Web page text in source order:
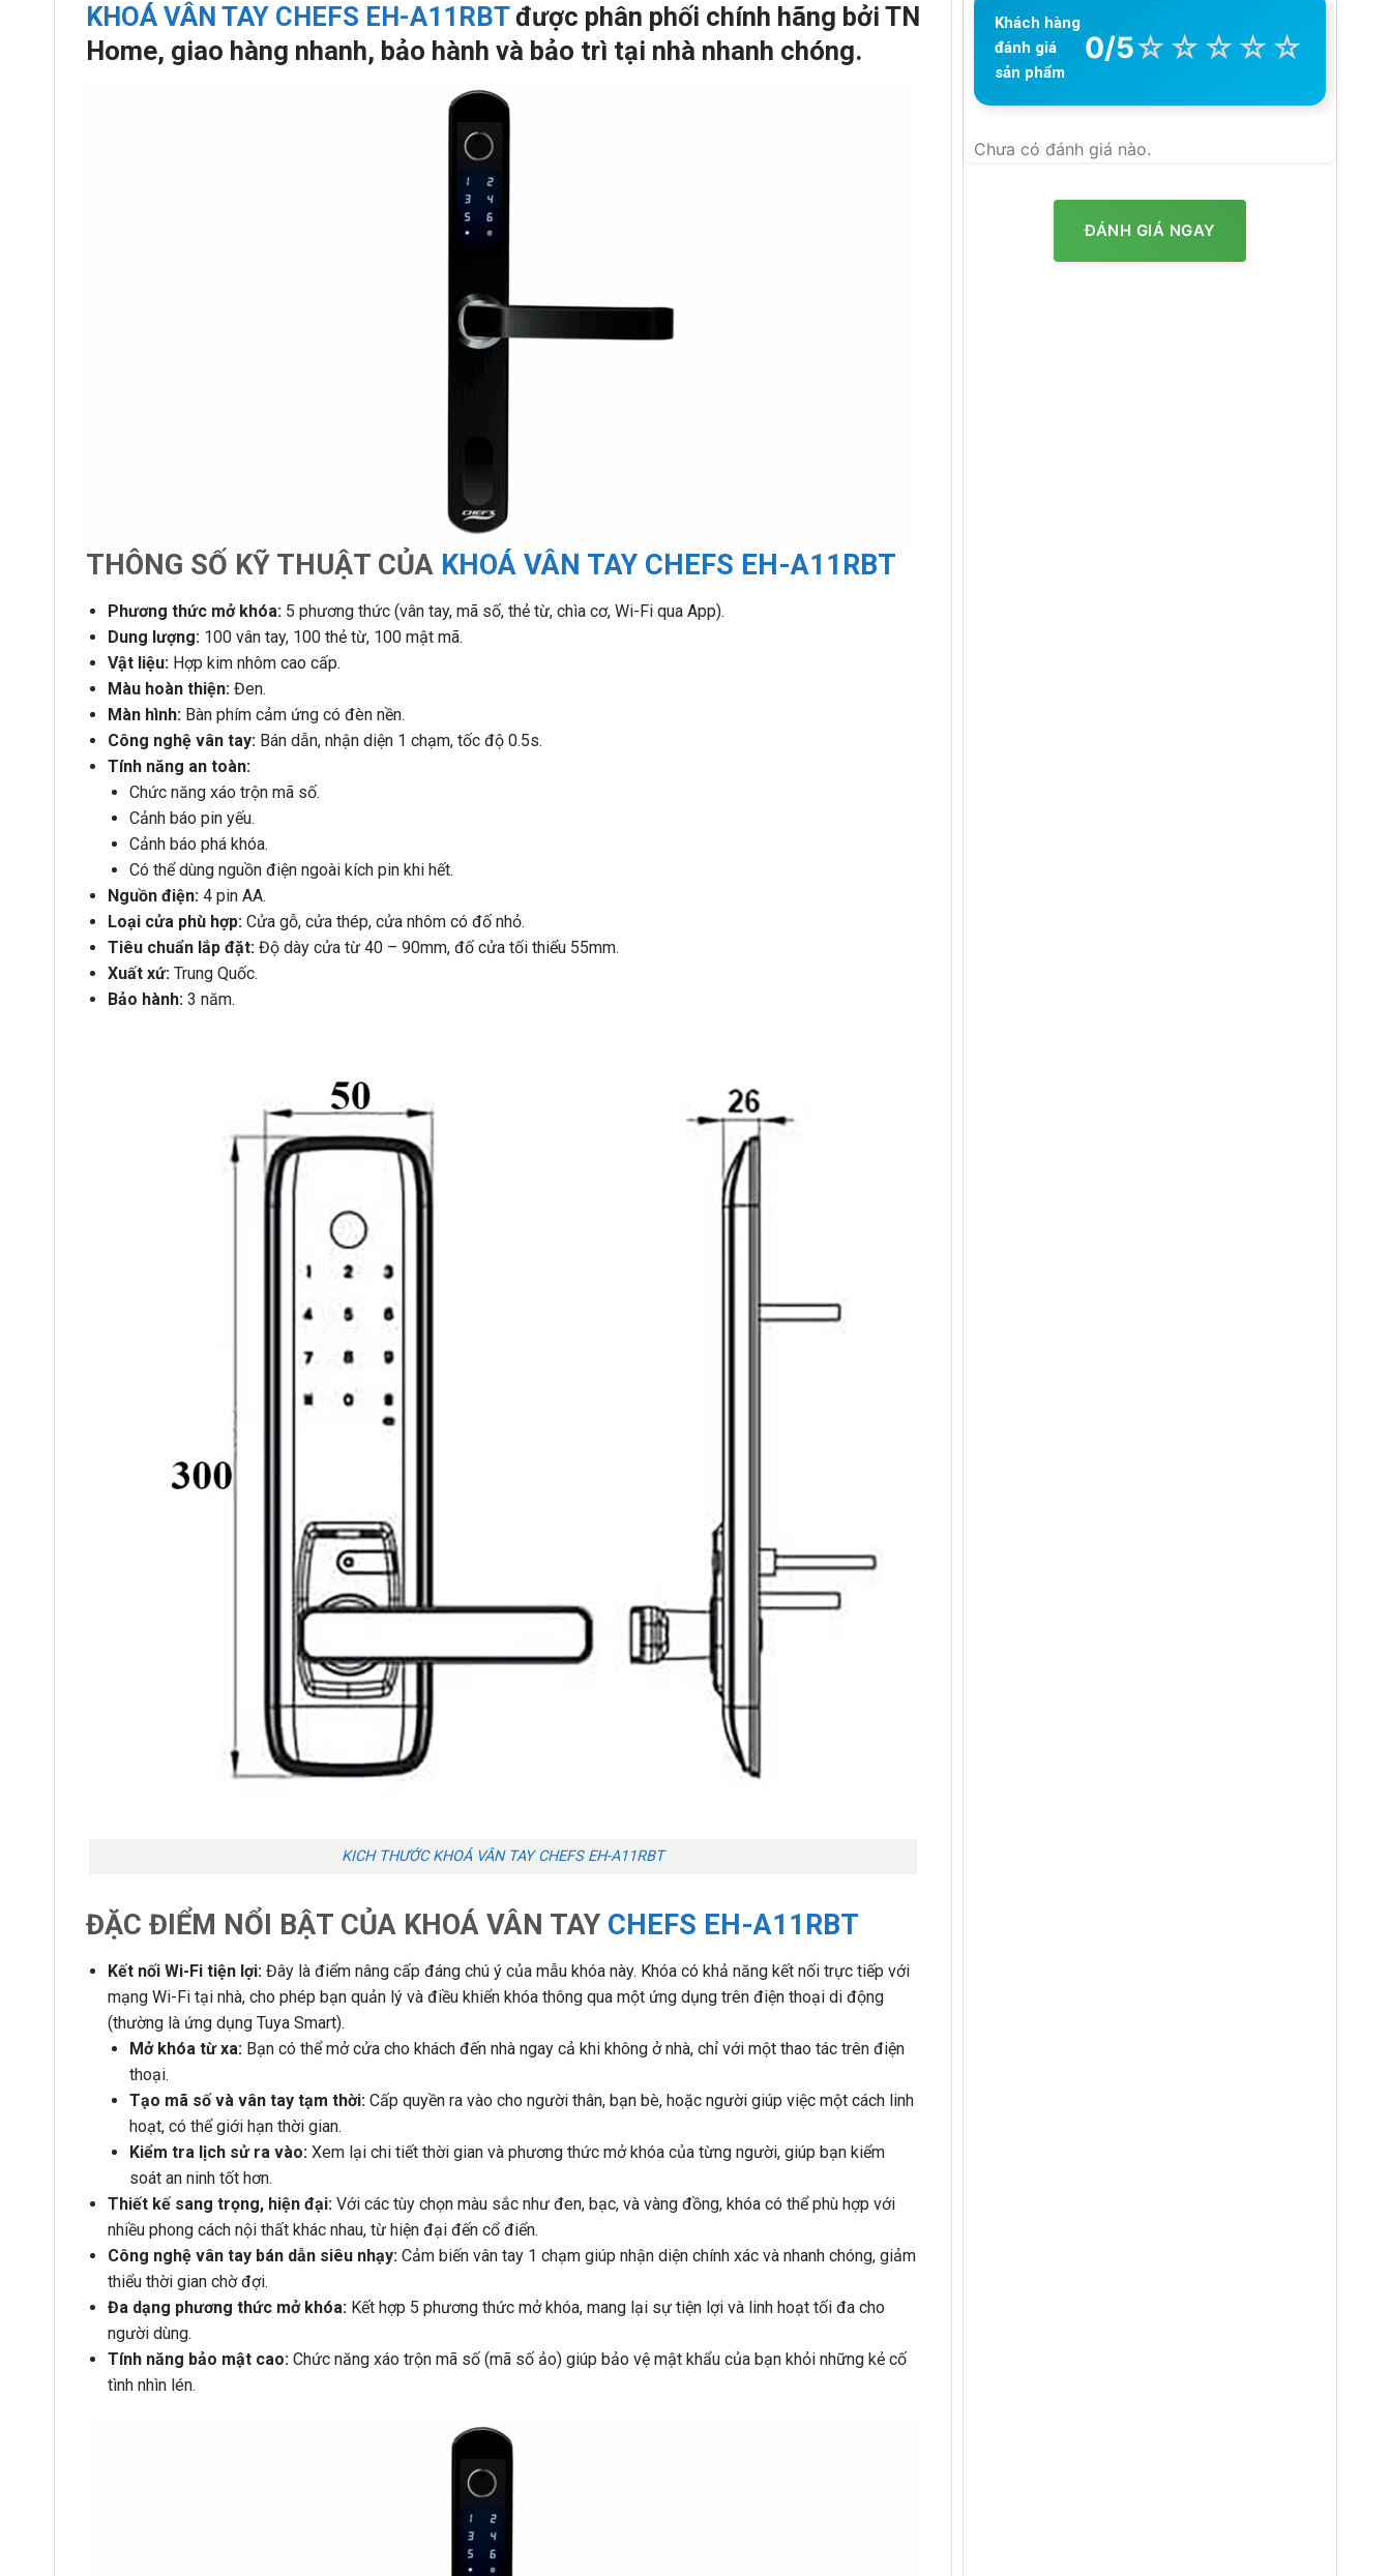
KHOÁ VÂN TAY CHEFS EH-A11RBTđược phân phối chính hãng bởi TN
Home, giao hàng nhanh, bảo hành và bảo trì tại nhà nhanh chóng.
THÔNG SỐ KỸ THUẬT CỦA KHOÁ VÂN TAY CHEFS EH-A11RBT
Phương thức mở khóa:5 phương thức (vân tay, mã số, thẻ từ, chìa cơ, Wi-Fi qua App).
Dung lượng:100 vân tay, 100 thẻ từ, 100 mật mã.
Vật liệu:Hợp kim nhôm cao cấp.
Màu hoàn thiện:Đen.
Màn hình:Bàn phím cảm ứng có đèn nền.
Công nghệ vân tay:Bán dẫn, nhận diện 1 chạm, tốc độ 0.5s.
Tính năng an toàn:
Chức năng xáo trộn mã số.
Cảnh báo pin yếu.
Cảnh báo phá khóa.
Có thể dùng nguồn điện ngoài kích pin khi hết.
Nguồn điện:4 pin AA.
Loại cửa phù hợp:Cửa gỗ, cửa thép, cửa nhôm có đố nhỏ.
Tiêu chuẩn lắp đặt:Độ dày cửa từ 40 – 90mm, đố cửa tối thiểu 55mm.
Xuất xứ:Trung Quốc.
Bảo hành:3 năm.
KICH THƯỚC KHOÁ VÂN TAY CHEFS EH-A11RBT
ĐẶC ĐIỂM NỔI BẬT CỦA KHOÁ VÂN TAY CHEFS EH-A11RBT
Kết nối Wi-Fi tiện lợi:Đây là điểm nâng cấp đáng chú ý của mẫu khóa này. Khóa có khả năng kết nối trực tiếp với
mạng Wi-Fi tại nhà, cho phép bạn quản lý và điều khiển khóa thông qua một ứng dụng trên điện thoại di động
(thường là ứng dụng Tuya Smart).
Mở khóa từ xa:Bạn có thể mở cửa cho khách đến nhà ngay cả khi không ở nhà, chỉ với một thao tác trên điện
thoại.
Tạo mã số và vân tay tạm thời:Cấp quyền ra vào cho người thân, bạn bè, hoặc người giúp việc một cách linh
hoạt, có thể giới hạn thời gian.
Kiểm tra lịch sử ra vào:Xem lại chi tiết thời gian và phương thức mở khóa của từng người, giúp bạn kiểm
soát an ninh tốt hơn.
Thiết kế sang trọng, hiện đại:Với các tùy chọn màu sắc như đen, bạc, và vàng đồng, khóa có thể phù hợp với
nhiều phong cách nội thất khác nhau, từ hiện đại đến cổ điển.
Công nghệ vân tay bán dẫn siêu nhạy:Cảm biến vân tay 1 chạm giúp nhận diện chính xác và nhanh chóng, giảm
thiểu thời gian chờ đợi.
Đa dạng phương thức mở khóa:Kết hợp 5 phương thức mở khóa, mang lại sự tiện lợi và linh hoạt tối đa cho
người dùng.
Tính năng bảo mật cao:Chức năng xáo trộn mã số (mã số ảo) giúp bảo vệ mật khẩu của bạn khỏi những kẻ cố
tình nhìn lén.
Khách hàng
đánh giá
sản phẩm
0/5☆ ☆ ☆ ☆ ☆
Chưa có đánh giá nào.
ĐÁNH GIÁ NGAY